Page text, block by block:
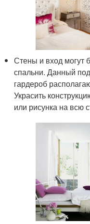
Стены и вход могут
спальни. Данный
гардероб
Украсить
или рисунка на всю